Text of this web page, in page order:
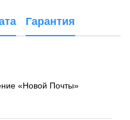
Гарантия
«Новой Почты»